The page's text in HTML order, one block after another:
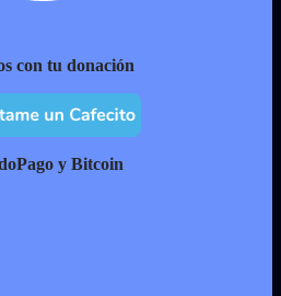
con tu donación
y Bitcoin